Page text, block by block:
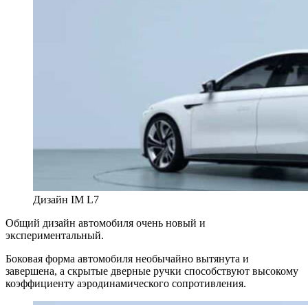
Дизайн IM L7
Общий дизайн автомобиля очень новый и
экспериментальный.
Боковая форма автомобиля необычайно вытянута и
завершена, а скрытые дверные ручки способствуют высокому
коэффициенту аэродинамического сопротивления.